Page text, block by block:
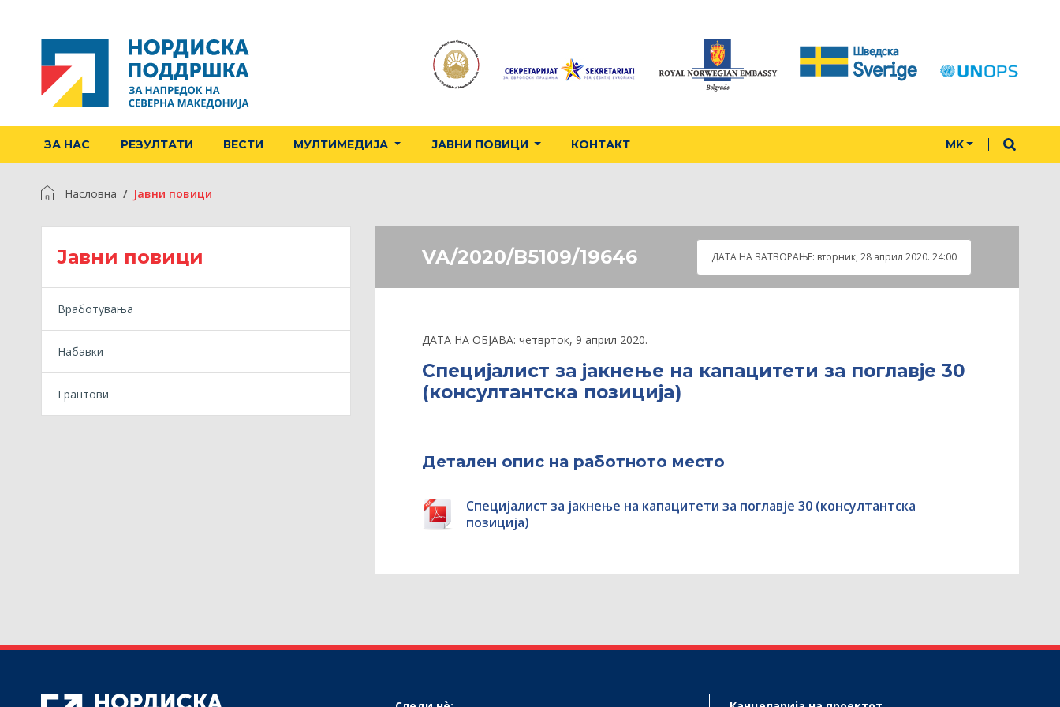
ЗА НАС РЕЗУЛТАТИ ВЕСТИ МУЛТИМЕДИЈА ЈАВНИ ПОВИЦИ КОНТАКТ MK
Насловна Jавни повици
Jавни повици
Вработувања
Набавки
Грантови
VA/2020/B5109/19646 ДАТА НА ЗАТВOРАЊЕ: вторник, 28 април 2020. 24:00
ДАТА НА ОБЈАВА: четврток, 9 април 2020.
Специјалист за јакнење на капацитети за поглавје 30
(консултантскa позициja)
Детален опис на работното место
Специјалист за јакнење на капацитети за поглавје 30 (консултантскa
позициja)